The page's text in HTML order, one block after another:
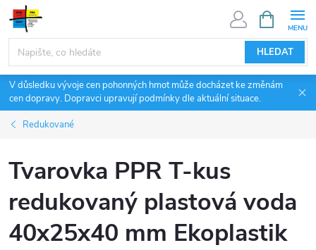
Přejít
obsah
HLEDAT
NÁKUPNÍ
KOŠÍK
V důsledku vývoje cen pohonných hmot může docházet ke změnám
cen dopravy. Dopravci upravují podmínky dle aktuální situace.
Redukované
Tvarovka PPR T-kus
redukovaný plastová voda
40x25x40 mm Ekoplastik